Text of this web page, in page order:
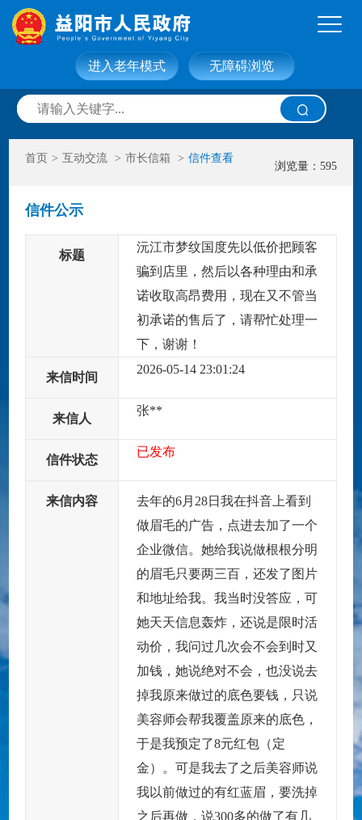
网站首页 走进益阳
信息公开 政务服务
无障碍浏览
进入老年模式
首页 > 互动交流 > 市长信箱 > 信件查看
浏览量：595
信件公示
标题
沅江市梦纹国度先以低价把顾客
骗到店里，然后以各种理由和承
诺收取高昂费用，现在又不管当
初承诺的售后了，请帮忙处理一
下，谢谢！
来信时间
2026-05-14 23:01:24
来信人
张**
信件状态
已发布
来信内容
去年的6月28日我在抖音上看到
做眉毛的广告，点进去加了一个
企业微信。她给我说做根根分明
的眉毛只要两三百，还发了图片
和地址给我。我当时没答应，可
她天天信息轰炸，还说是限时活
动价，我问过几次会不会到时又
加钱，她说绝对不会，也没说去
掉我原来做过的底色要钱，只说
美容师会帮我覆盖原来的底色，
于是我预定了8元红包（定
金）。可是我去了之后美容师说
我以前做过的有红蓝眉，要洗掉
之后再做，说300多的做了有几